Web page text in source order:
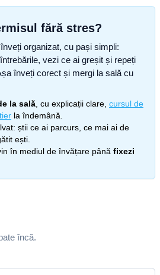
fără stres?
înveți organizat, cu pași simpli:
vezi ce ai greșit și repeți
înveți corect și mergi la sală cu
la sală , cu explicații clare, cursul de
la îndemână.
știi ce ai parcurs, ce mai ai de
ești.
în mediul de învățare până fixezi
încă.